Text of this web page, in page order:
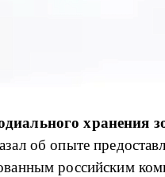
хра­не­ния
об опы­те
рос­сий­ским